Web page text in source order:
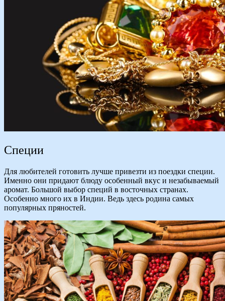
Специи
Для любителей готовить лучше привезти из поездки специи.
Именно они придают блюду особенный вкус и незабываемый
аромат. Большой выбор специй в восточных странах.
Особенно много их в Индии. Ведь здесь родина самых
популярных пряностей.